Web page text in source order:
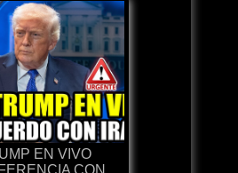
EN VIVO
CON